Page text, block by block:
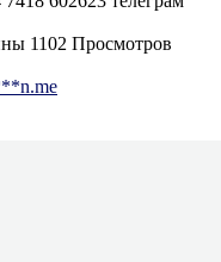
1102 Просмотров